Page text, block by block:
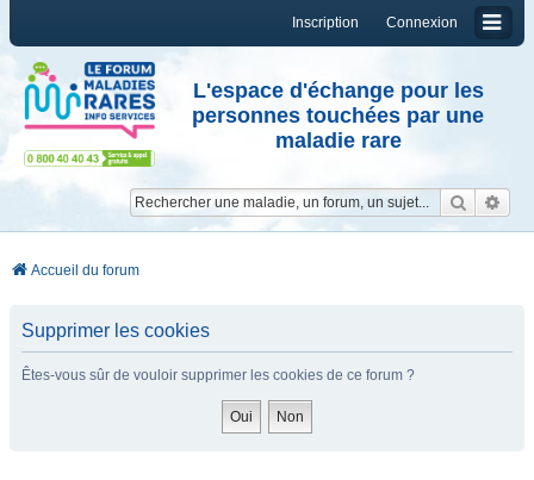
Connexion
Inscription
L'espace d'échange pour les
personnes touchées par une
maladie rare
Accueil du forum
Supprimer les cookies
Êtes-vous sûr de vouloir supprimer les cookies de ce forum ?